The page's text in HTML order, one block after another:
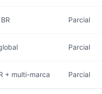
Parcial
Parcial
+ multi-marca Parcial